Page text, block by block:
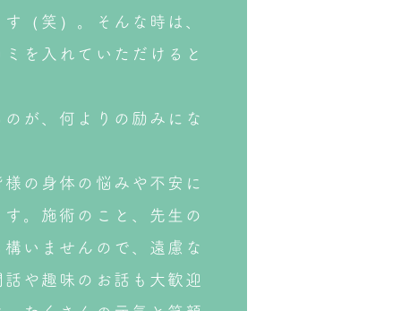
（笑）。そんな時は、
を入れていただけると
が、何よりの励みにな
の身体の悩みや不安に
。施術のこと、先生の
いませんので、遠慮な
や趣味のお話も大歓迎